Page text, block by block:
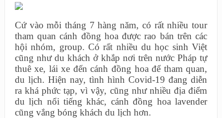
Cứ vào mỗi tháng 7 hàng năm, có rất nhiều tour
tham quan cánh đồng hoa được rao bán trên các
hội nhóm, group. Có rất nhiều du học sinh Việt
cũng như du khách ở khắp nơi trên nước Pháp tự
thuê xe, lái xe đến cánh đồng hoa để tham quan,
du lịch. Hiện nay, tình hình Covid-19 đang diễn
ra khá phức tạp, vì vậy, cũng như nhiều địa điểm
du lịch nổi tiếng khác, cánh đồng hoa lavender
cũng vắng bóng khách du lịch hơn.